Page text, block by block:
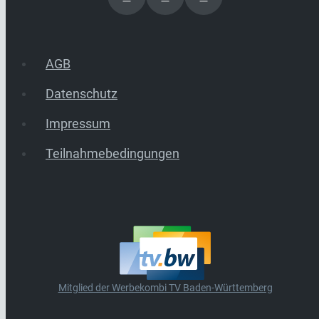
AGB
Datenschutz
Impressum
Teilnahmebedingungen
Mitglied der Werbekombi TV Baden-Württemberg